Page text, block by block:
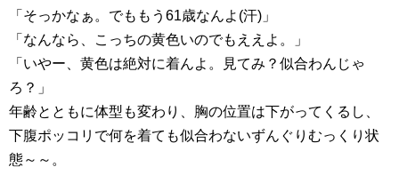
「そっかなぁ。でももう61歳なんよ(汗)」
「なんなら、こっちの黄色いのでもええよ。」
「いやー、黄色は絶対に着んよ。見てみ？似合わんじゃ
ろ？」
年齢とともに体型も変わり、胸の位置は下がってくるし、
下腹ポッコリで何を着ても似合わないずんぐりむっくり状
態～～。